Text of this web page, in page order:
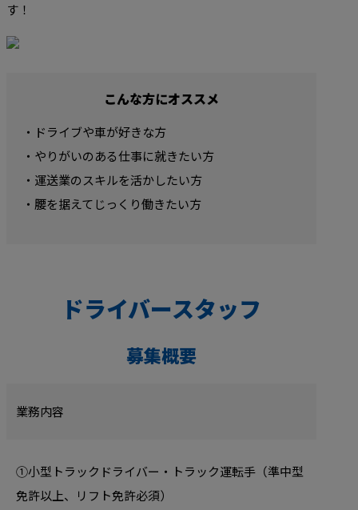
す！
こんな方にオススメ
・ドライブや車が好きな方
・やりがいのある仕事に就きたい方
・運送業のスキルを活かしたい方
・腰を据えてじっくり働きたい方
ドライバースタッフ
募集概要
業務内容
①小型トラックドライバー・トラック運転手（準中型
免許以上、リフト免許必須）